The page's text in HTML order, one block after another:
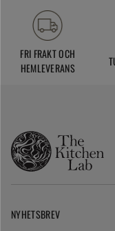
FRI FRAKT OCH
HEMLEVERANS
NYHETSBREV